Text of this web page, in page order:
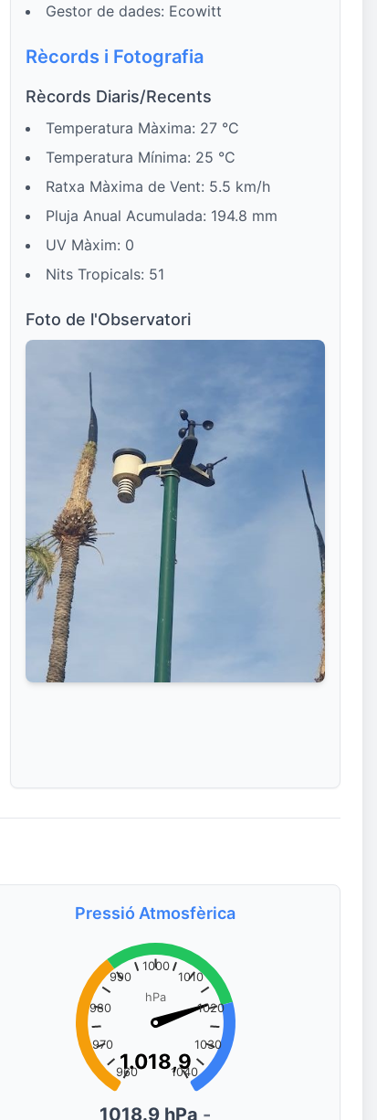
Gestor de dades: Ecowitt
Rècords i Fotografia
Rècords Diaris/Recents
Temperatura Màxima: 27 °C
Temperatura Mínima: 25 °C
Ratxa Màxima de Vent: 5.5 km/h
Pluja Anual Acumulada: 194.8 mm
UV Màxim: 0
Nits Tropicals: 51
Foto de l'Observatori
Pressió Atmosfèrica
hPa
1.018,9
1.018,9
960
970
980
990
1000
1010
1020
1030
1040
1018.9 hPa -